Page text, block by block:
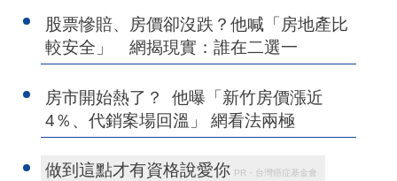
股票慘賠、房價卻沒跌？他喊「房地產比
較安全」 網揭現實：誰在二選一
房市開始熱了？ 他曝「新竹房價漲近
4％、代銷案場回溫」 網看法兩極
做到這點才有資格說愛你 PR・台灣癌症基金會